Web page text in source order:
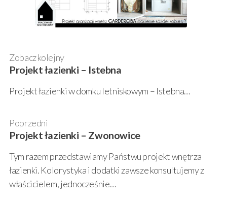
Zobacz kolejny
Projekt łazienki – Istebna
Projekt łazienki w domku letniskowym – Istebna…
Poprzedni
Projekt łazienki – Zwonowice
Tym razem przedstawiamy Państwu projekt wnętrza
łazienki. Kolorystyka i dodatki zawsze konsultujemy z
właścicielem, jednocześnie…